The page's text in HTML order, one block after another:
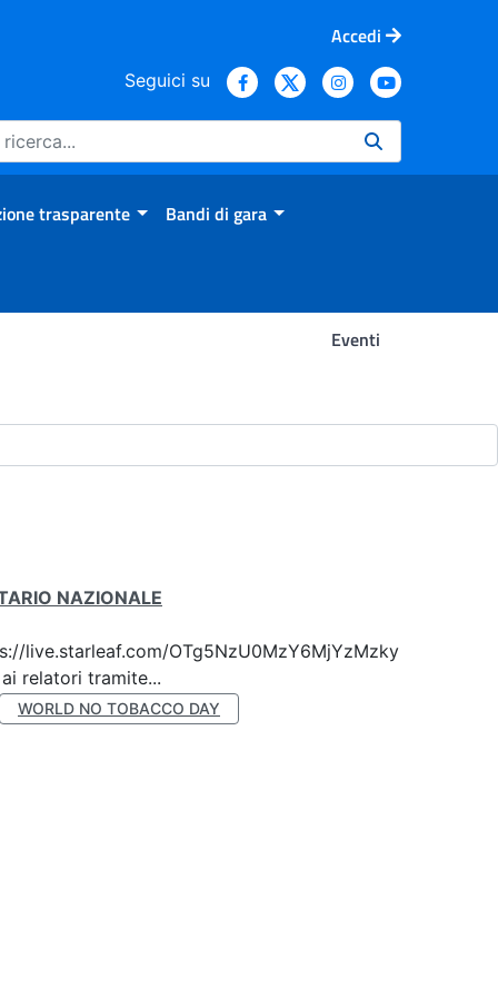
Accedi
Seguici su
trasparente Bandi di gara
Eventi
NAZIONALE
live.starleaf.com/OTg5NzU0MzY6MjYzMzky
relatori tramite...
WORLD NO TOBACCO DAY